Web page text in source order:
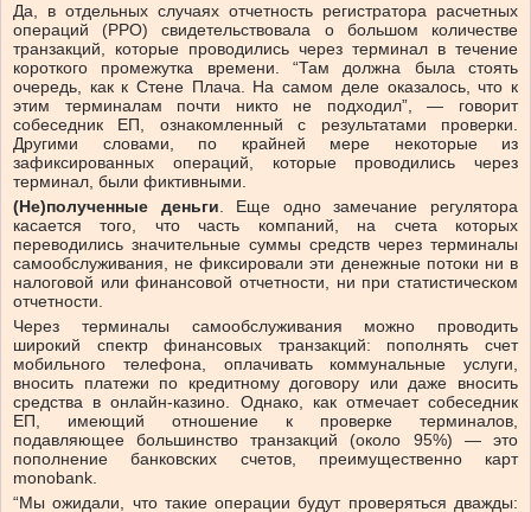
Да, в отдельных случаях отчетность регистратора расчетных
операций (РРО) свидетельствовала о большом количестве
транзакций, которые проводились через терминал в течение
короткого промежутка времени. “Там должна была стоять
очередь, как к Стене Плача. На самом деле оказалось, что к
этим терминалам почти никто не подходил”, — говорит
собеседник ЕП, ознакомленный с результатами проверки.
Другими словами, по крайней мере некоторые из
зафиксированных операций, которые проводились через
терминал, были фиктивными.
(Не)полученные деньги. Еще одно замечание регулятора
касается того, что часть компаний, на счета которых
переводились значительные суммы средств через терминалы
самообслуживания, не фиксировали эти денежные потоки ни в
налоговой или финансовой отчетности, ни при статистическом
отчетности.
Через терминалы самообслуживания можно проводить
широкий спектр финансовых транзакций: пополнять счет
мобильного телефона, оплачивать коммунальные услуги,
вносить платежи по кредитному договору или даже вносить
средства в онлайн-казино. Однако, как отмечает собеседник
ЕП, имеющий отношение к проверке терминалов,
подавляющее большинство транзакций (около 95%) — это
пополнение банковских счетов, преимущественно карт
monobank.
“Мы ожидали, что такие операции будут проверяться дважды: